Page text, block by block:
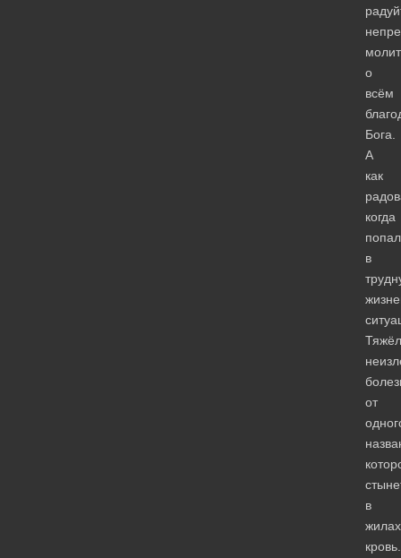
о
всём
Бога.
А
как
когда
попал
в
от
в
жилах
кровь.